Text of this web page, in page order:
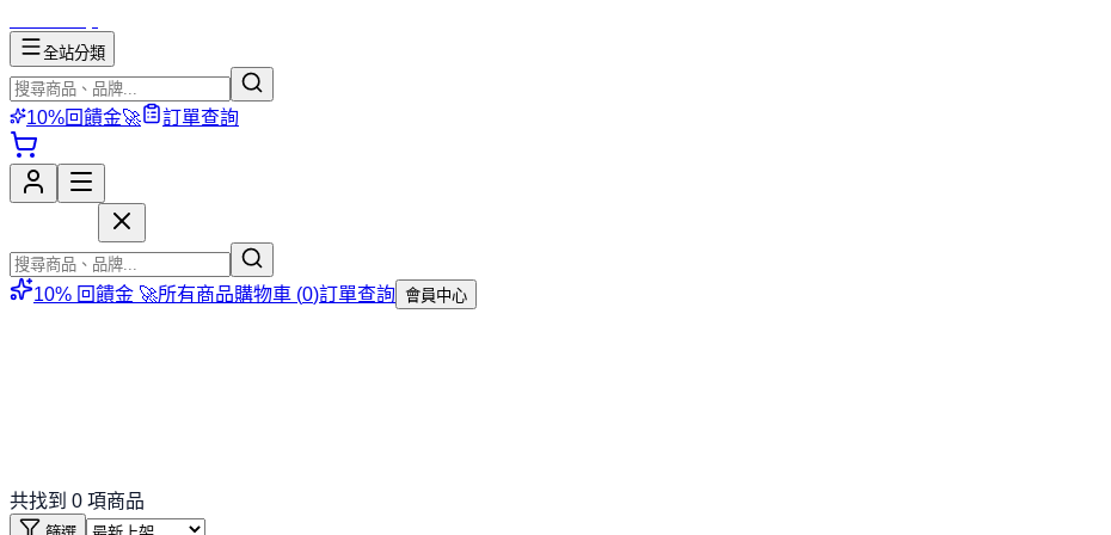
全站分類
10%回饋金🚀 訂單查詢
10% 回饋金 🚀所有商品購物車 (0)訂單查詢 會員中心
共找到 0 項商品